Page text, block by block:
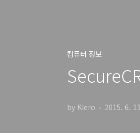
컴퓨터 정보
by Klero 2015. 6.